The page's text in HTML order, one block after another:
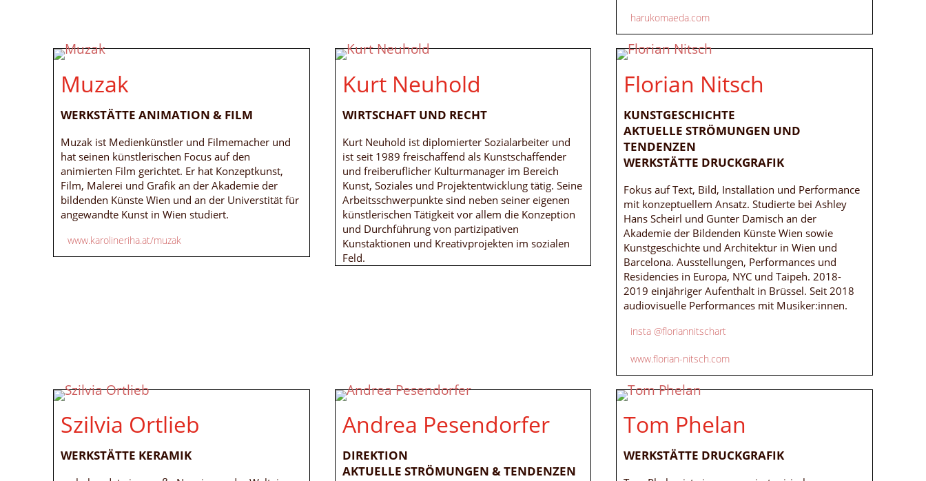
harukomaeda.com
Muzak
WERKSTÄTTE ANIMATION & FILM
Muzak ist Medienkünstler und Filmemacher und
hat seinen künstlerischen Focus auf den
animierten Film gerichtet. Er hat Konzeptkunst,
Film, Malerei und Grafik an der Akademie der
bildenden Künste Wien und an der Universtität für
angewandte Kunst in Wien studiert.
www.karolineriha.at/muzak
Kurt Neuhold
WIRTSCHAFT UND RECHT
Kurt Neuhold ist diplomierter Sozialarbeiter und
ist seit 1989 freischaffend als Kunstschaffender
und freiberuflicher Kulturmanager im Bereich
Kunst, Soziales und Projektentwicklung tätig. Seine
Arbeitsschwerpunkte sind neben seiner eigenen
künstlerischen Tätigkeit vor allem die Konzeption
und Durchführung von partizipativen
Kunstaktionen und Kreativprojekten im sozialen
Feld.
Florian Nitsch
KUNSTGESCHICHTE
AKTUELLE STRÖMUNGEN UND
TENDENZEN
WERKSTÄTTE DRUCKGRAFIK
Fokus auf Text, Bild, Installation und Performance
mit konzeptuellem Ansatz. Studierte bei Ashley
Hans Scheirl und Gunter Damisch an der
Akademie der Bildenden Künste Wien sowie
Kunstgeschichte und Architektur in Wien und
Barcelona. Ausstellungen, Performances und
Residencies in Europa, NYC und Taipeh. 2018-
2019 einjähriger Aufenthalt in Brüssel. Seit 2018
audiovisuelle Performances mit Musiker:innen.
insta @floriannitschart
www.florian-nitsch.com
Szilvia Ortlieb
WERKSTÄTTE KERAMIK
Andrea Pesendorfer
DIREKTION
AKTUELLE STRÖMUNGEN & TENDENZEN
Tom Phelan
WERKSTÄTTE DRUCKGRAFIK